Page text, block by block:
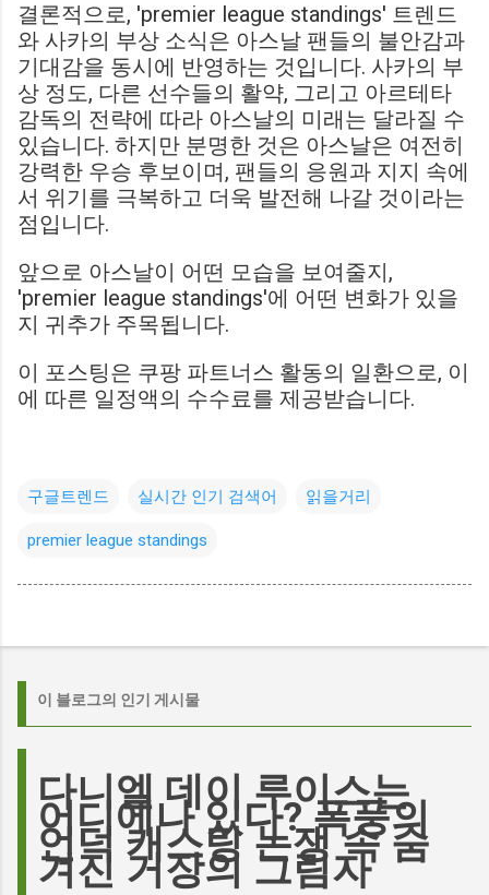
결론적으로, 'premier league standings' 트렌드
와 사카의 부상 소식은 아스날 팬들의 불안감과
기대감을 동시에 반영하는 것입니다. 사카의 부
상 정도, 다른 선수들의 활약, 그리고 아르테타
감독의 전략에 따라 아스날의 미래는 달라질 수
있습니다. 하지만 분명한 것은 아스날은 여전히
강력한 우승 후보이며, 팬들의 응원과 지지 속에
서 위기를 극복하고 더욱 발전해 나갈 것이라는
점입니다.
앞으로 아스날이 어떤 모습을 보여줄지,
'premier league standings'에 어떤 변화가 있을
지 귀추가 주목됩니다.
이 포스팅은 쿠팡 파트너스 활동의 일환으로, 이
에 따른 일정액의 수수료를 제공받습니다.
구글트렌드 실시간 인기 검색어 읽을거리
premier league standings
이 블로그의 인기 게시물
다니엘 데이 루이스는
어디에나 있다? 폭풍의
언덕 캐스팅 논쟁 속 숨
겨진 거장의 그림자